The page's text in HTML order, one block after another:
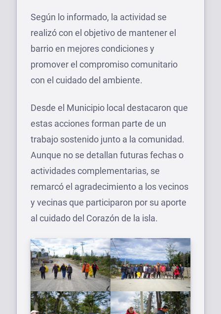
Según lo informado, la actividad se
realizó con el objetivo de mantener el
barrio en mejores condiciones y
promover el compromiso comunitario
con el cuidado del ambiente.
Desde el Municipio local destacaron que
estas acciones forman parte de un
trabajo sostenido junto a la comunidad.
Aunque no se detallan futuras fechas o
actividades complementarias, se
remarcó el agradecimiento a los vecinos
y vecinas que participaron por su aporte
al cuidado del Corazón de la isla.